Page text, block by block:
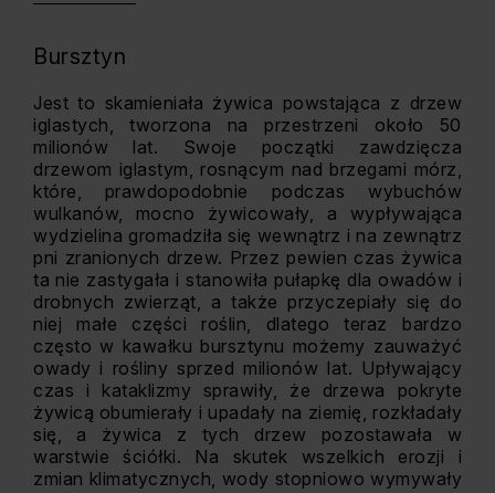
Bursztyn
Jest to skamieniała żywica powstająca z drzew
iglastych, tworzona na przestrzeni około 50
milionów lat. Swoje początki zawdzięcza
drzewom iglastym, rosnącym nad brzegami mórz,
które, prawdopodobnie podczas wybuchów
wulkanów, mocno żywicowały, a wypływająca
wydzielina gromadziła się wewnątrz i na zewnątrz
pni zranionych drzew. Przez pewien czas żywica
ta nie zastygała i stanowiła pułapkę dla owadów i
drobnych zwierząt, a także przyczepiały się do
niej małe części roślin, dlatego teraz bardzo
często w kawałku bursztynu możemy zauważyć
owady i rośliny sprzed milionów lat. Upływający
czas i kataklizmy sprawiły, że drzewa pokryte
żywicą obumierały i upadały na ziemię, rozkładały
się, a żywica z tych drzew pozostawała w
warstwie ściółki. Na skutek wszelkich erozji i
zmian klimatycznych, wody stopniowo wymywały